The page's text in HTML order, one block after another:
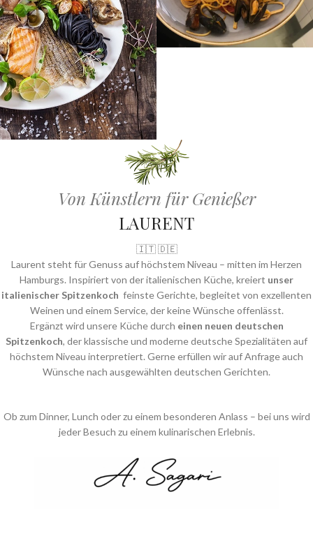
Von Künstlern für Genießer
LAURENT
🇮🇹 🇩🇪
Laurent steht für Genuss auf höchstem Niveau – mitten im Herzen
Hamburgs. Inspiriert von der italienischen Küche, kreiert unser
italienischer Spitzenkoch feinste Gerichte, begleitet von exzellenten
Weinen und einem Service, der keine Wünsche offenlässt.
Ergänzt wird unsere Küche durch einen neuen deutschen
Spitzenkoch, der klassische und moderne deutsche Spezialitäten auf
höchstem Niveau interpretiert. Gerne erfüllen wir auf Anfrage auch
Wünsche nach ausgewählten deutschen Gerichten.
Ob zum Dinner, Lunch oder zu einem besonderen Anlass – bei uns wird
jeder Besuch zu einem kulinarischen Erlebnis.